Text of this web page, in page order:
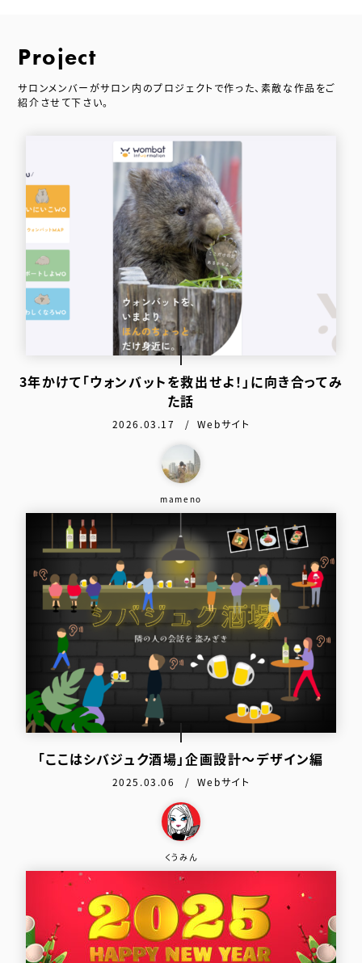
Project
サロンメンバーがサロン内のプロジェクトで作った、素敵な作品をご
紹介させて下さい。
3年かけて「ウォンバットを救出せよ！」に向き合ってみ
た話
公開日：
2026.03.17 カテゴリ：
Webサイト
mameno
「ここはシバジュク酒場」企画設計〜デザイン編
公開日：
2025.03.06 カテゴリ：
Webサイト
くうみん